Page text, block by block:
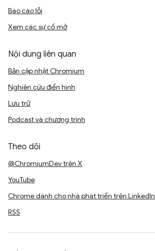
Báo cáo lỗi
Xem các sự cố mở
Nội dung liên quan
Bản cập nhật Chromium
Nghiên cứu điển hình
Lưu trữ
Podcast và chương trình
Theo dõi
@ChromiumDev trên X
YouTube
Chrome dành cho nhà phát triển trên LinkedIn
RSS